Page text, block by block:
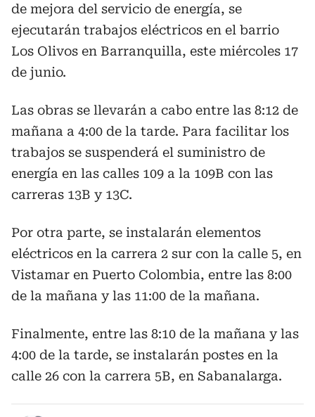
de mejora del servicio de energía, se
ejecutarán trabajos eléctricos en el barrio
Los Olivos en Barranquilla, este miércoles 17
de junio.
Las obras se llevarán a cabo entre las 8:12 de
mañana a 4:00 de la tarde. Para facilitar los
trabajos se suspenderá el suministro de
energía en las calles 109 a la 109B con las
carreras 13B y 13C.
Por otra parte, se instalarán elementos
eléctricos en la carrera 2 sur con la calle 5, en
Vistamar en Puerto Colombia, entre las 8:00
de la mañana y las 11:00 de la mañana.
Finalmente, entre las 8:10 de la mañana y las
4:00 de la tarde, se instalarán postes en la
calle 26 con la carrera 5B, en Sabanalarga.